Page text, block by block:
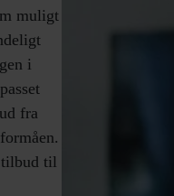
muligt
i
fra
til